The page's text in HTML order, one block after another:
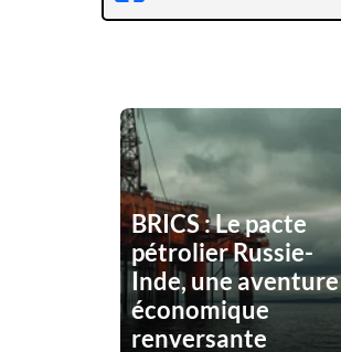
BRICS : Le pacte
pétrolier Russie-
Inde, une aventure
économique
renversante